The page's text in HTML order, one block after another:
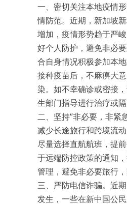
一、密切关注本地疫情
情防范。近期，新加坡
增加，疫情形势趋于严
好个人防护，避免非必
合自身情况积极参加本
接种疫苗后，不麻痹大
染。如不幸确诊或密接
生部门指导进行治疗或隔
二、坚持“非必要，非紧
减少长途旅行和跨境流
尽量选择直航航班，提
于远端防控政策的通知
管理，避免非必要旅行，
三、严防电信诈骗。近
发生，一些在新中国公